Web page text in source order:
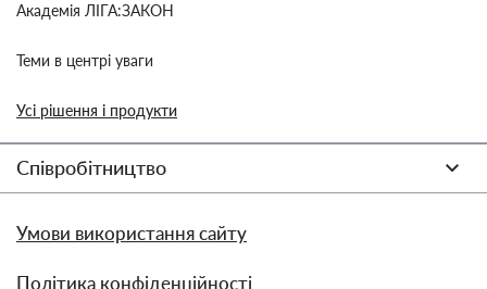
Академія ЛІГА:ЗАКОН
Теми в центрі уваги
Усі рішення і продукти
Співробітництво
Умови використання сайту
Політика конфіденційності